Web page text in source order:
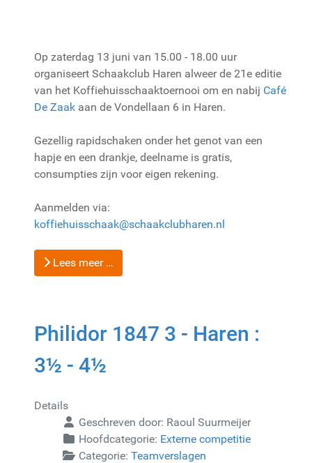
Op zaterdag 13 juni van 15.00 - 18.00 uur
organiseert Schaakclub Haren alweer de 21e editie
van het Koffiehuisschaaktoernooi om en nabij Café
De Zaak aan de Vondellaan 6 in Haren.
Gezellig rapidschaken onder het genot van een
hapje en een drankje, deelname is gratis,
consumpties zijn voor eigen rekening.
Aanmelden via:
koffiehuisschaak@schaakclubharen.nl
Lees meer …
Philidor 1847 3 - Haren :
3½ - 4½
Details
Geschreven door: Raoul Suurmeijer
Hoofdcategorie: Externe competitie
Categorie: Teamverslagen